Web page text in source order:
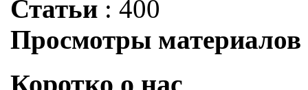
Статьи : 400
Просмотры материалов